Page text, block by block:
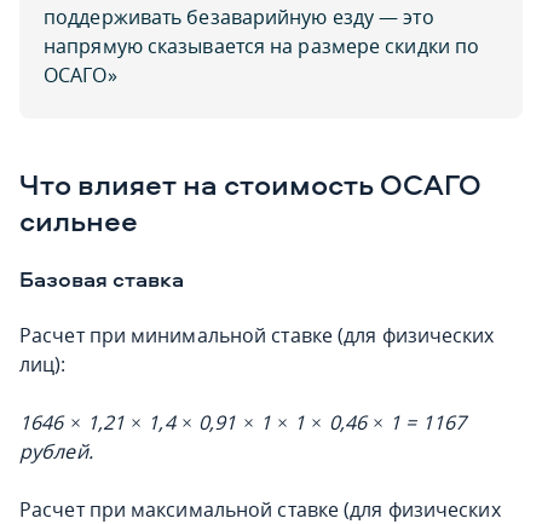
поддерживать безаварийную езду — это
напрямую сказывается на размере скидки по
ОСАГО»
Что влияет на стоимость ОСАГО
сильнее
Базовая ставка
Расчет при минимальной ставке (для физических
лиц):
1646 × 1,21 × 1,4 × 0,91 × 1 × 1 × 0,46 × 1 = 1167
рублей.
Расчет при максимальной ставке (для физических